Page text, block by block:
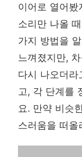
이어로 열어봤
소리만 나올
가지 방법을
느껴졌지만,
다시 나오더라
고, 각 단계를
요. 만약 비슷
스러움을 떠올